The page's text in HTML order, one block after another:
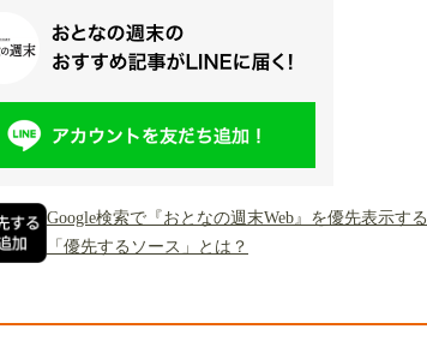
Google検索で『おとなの週末Web』を優先表示する
「優先するソース」とは？